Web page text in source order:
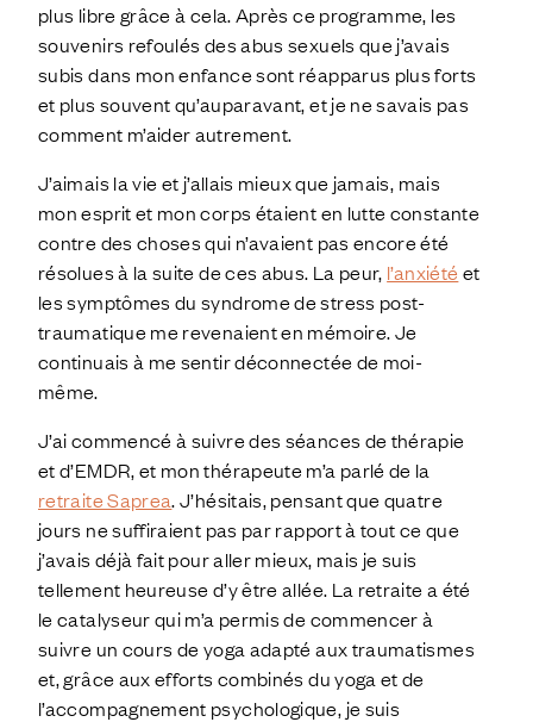
plus libre grâce à cela. Après ce programme, les
souvenirs refoulés des abus sexuels que j’avais
subis dans mon enfance sont réapparus plus forts
et plus souvent qu’auparavant, et je ne savais pas
comment m’aider autrement.
J’aimais la vie et j’allais mieux que jamais, mais
mon esprit et mon corps étaient en lutte constante
contre des choses qui n’avaient pas encore été
résolues à la suite de ces abus. La peur, l’anxiété et
les symptômes du syndrome de stress post-
traumatique me revenaient en mémoire. Je
continuais à me sentir déconnectée de moi-
même.
J’ai commencé à suivre des séances de thérapie
et d’EMDR, et mon thérapeute m’a parlé de la
retraite Saprea. J’hésitais, pensant que quatre
jours ne suffiraient pas par rapport à tout ce que
j’avais déjà fait pour aller mieux, mais je suis
tellement heureuse d’y être allée. La retraite a été
le catalyseur qui m’a permis de commencer à
suivre un cours de yoga adapté aux traumatismes
et, grâce aux efforts combinés du yoga et de
l’accompagnement psychologique, je suis